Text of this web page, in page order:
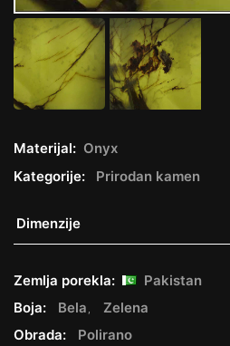
Materijal: Onyx
Kategorije:
Prirodan kamen
Dimenzije
Zemlja porekla:
Pakistan
Boja:
Bela
Zelena
Obrada:
Polirano